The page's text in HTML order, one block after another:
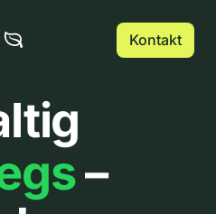
Kontakt
–